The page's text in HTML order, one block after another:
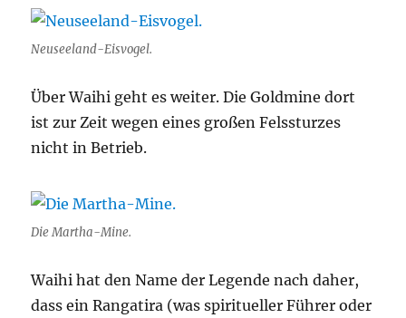
Neuseeland-Eisvogel.
Über Waihi geht es weiter. Die Goldmine dort
ist zur Zeit wegen eines großen Felssturzes
nicht in Betrieb.
Die Martha-Mine.
Waihi hat den Name der Legende nach daher,
dass ein Rangatira (was spiritueller Führer oder